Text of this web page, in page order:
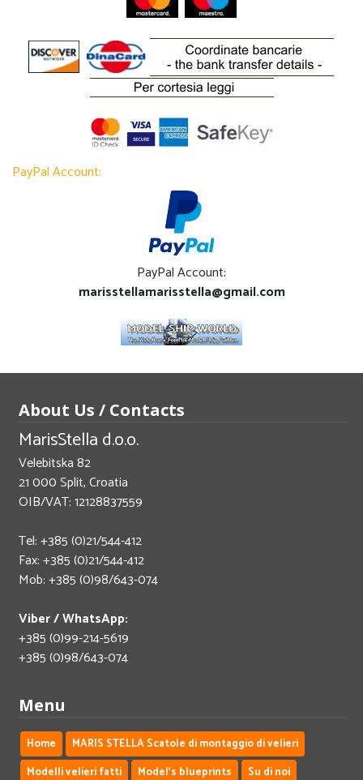
PayPal Account:
PayPal Account:
marisstellamarisstella@gmail.com
About Us / Contacts
MarisStella d.o.o.
Velebitska 82
21 000 Split, Croatia
OIB/VAT: 12128837559
Tel: +385 (0)21/544-412
Fax: +385 (0)21/544-412
Mob: +385 (0)98/643-074
Viber / WhatsApp:
+385 (0)99-214-5619
+385 (0)98/643-074
Menu
Home
MARIS STELLA Scatole di montaggio di velieri
Modelli velieri fatti
Model's blueprints Su di noi